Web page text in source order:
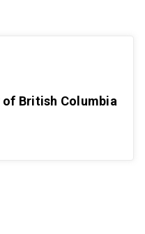
of British Columbia